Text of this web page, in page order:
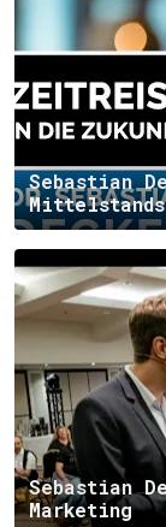
Sebastian
Mittelstands
Sebastian
Marketing